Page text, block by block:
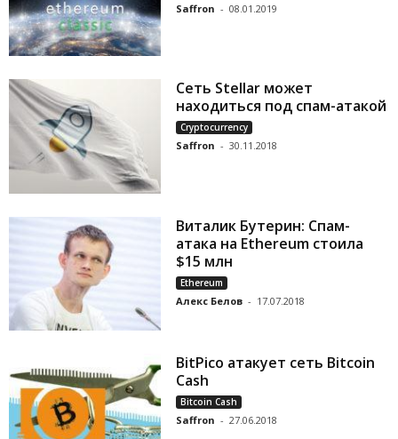
Saffron - 08.01.2019
Сеть Stellar может
находиться под спам-атакой
Cryptocurrency
Saffron - 30.11.2018
Виталик Бутерин: Спам-
атака на Ethereum стоила
$15 млн
Ethereum
Алекс Белов - 17.07.2018
BitPico атакует сеть Bitcoin
Cash
Bitcoin Cash
Saffron - 27.06.2018